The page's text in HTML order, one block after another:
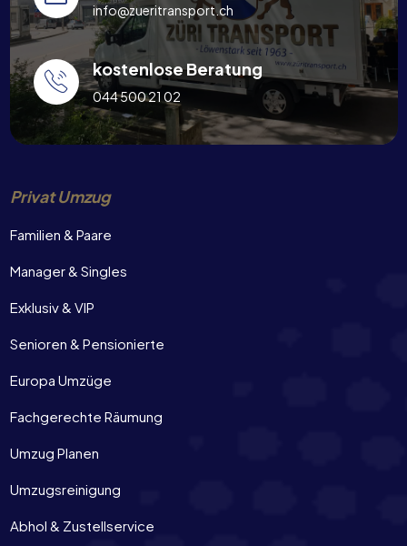
info@zueritransport.ch
kostenlose Beratung
044 500 21 02
Privat Umzug
Familien & Paare
Manager & Singles
Exklusiv & VIP
Senioren & Pensionierte
Europa Umzüge
Fachgerechte Räumung
Umzug Planen
Umzugsreinigung
Abhol & Zustellservice